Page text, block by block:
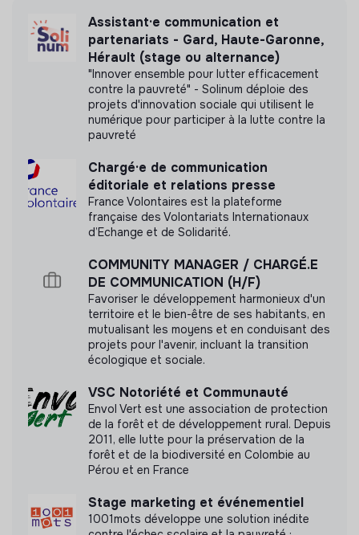
Captation photo et vidéo (smartphone suffisant +
sens du cadrage).
Conception de contenus immersifs (réels,
témoignages, formats humains).
Couverture d’événements : inaugurations, visites,
rencontres partenaires.
4. Stratégie de collecte
Participer à la définition et à la mise en œuvre de la
stratégie de collecte pour le second semestre 2026
Création de la newsletter, structuration de la BDD,
Conception et déploiement de la campagne,
déclinaison des messages selon les formats
Pilotage et suivi des KPI’s définis en amont,
recrutement et fidélisation
Garant.e de la cohérence des prises de parole CRM
et social media
Modalités
Contrat : stage
Date et durée : 6 mois à partir de juillet 2026
Lieu : Césure (13 Rue Santeuil, 75005 Paris) avec
Volume horaire : 35h
Gratification : entre 605 et 900€ selon profil
Découvrir l'étude d'impact
Labels et certifications
Accompagné par Antropia ESSEC
Documents
N'a pas encore communiqué de documents de
transparence
Assistant·e communication et
partenariats - Gard, Haute-Garonne,
Hérault (stage ou alternance)
"Innover ensemble pour lutter efficacement
contre la pauvreté" - Solinum déploie des
projets d'innovation sociale qui utilisent le
numérique pour participer à la lutte contre la
pauvreté
Chargé·e de communication
éditoriale et relations presse
France Volontaires est la plateforme
française des Volontariats Internationaux
d’Echange et de Solidarité.
COMMUNITY MANAGER / CHARGÉ.E
DE COMMUNICATION (H/F)
Favoriser le développement harmonieux d'un
territoire et le bien-être de ses habitants, en
mutualisant les moyens et en conduisant des
projets pour l'avenir, incluant la transition
écologique et sociale.
VSC Notoriété et Communauté
Envol Vert est une association de protection
de la forêt et de développement rural. Depuis
2011, elle lutte pour la préservation de la
forêt et de la biodiversité en Colombie au
Pérou et en France
Stage marketing et événementiel
1001mots développe une solution inédite